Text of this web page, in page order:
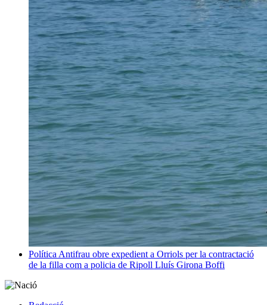
Política Antifrau obre expedient a Orriols per la contractació
de la filla com a policia de Ripoll Lluís Girona Boffi